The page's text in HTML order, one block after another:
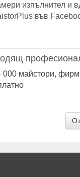
изпълнител и
във
майстори,